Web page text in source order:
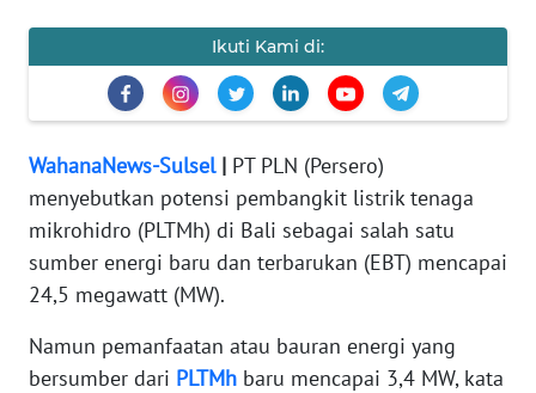
Ikuti Kami di:
WahanaNews-Sulsel| PT PLN (Persero)
menyebutkan potensi pembangkit listrik tenaga
mikrohidro (PLTMh) di Bali sebagai salah satu
sumber energi baru dan terbarukan (EBT) mencapai
24,5 megawatt (MW).
Namun pemanfaatan atau bauran energi yang
bersumber dari PLTMh baru mencapai 3,4 MW, kata
MEDIA
SIBER
REDAKSI
DISCLAIMER